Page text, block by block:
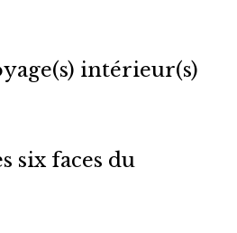
intérieur(s)
six faces du